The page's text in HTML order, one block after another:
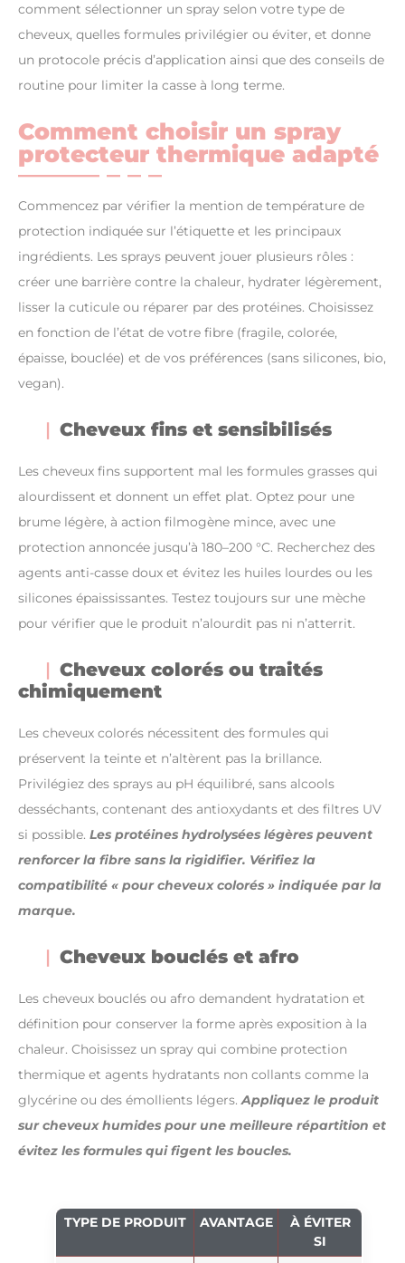
comment sélectionner un spray selon votre type de
cheveux, quelles formules privilégier ou éviter, et donne
un protocole précis d’application ainsi que des conseils de
routine pour limiter la casse à long terme.
Comment choisir un spray
protecteur thermique adapté
Commencez par vérifier la mention de température de
protection indiquée sur l’étiquette et les principaux
ingrédients. Les sprays peuvent jouer plusieurs rôles :
créer une barrière contre la chaleur, hydrater légèrement,
lisser la cuticule ou réparer par des protéines. Choisissez
en fonction de l’état de votre fibre (fragile, colorée,
épaisse, bouclée) et de vos préférences (sans silicones, bio,
vegan).
Cheveux fins et sensibilisés
Les cheveux fins supportent mal les formules grasses qui
alourdissent et donnent un effet plat. Optez pour une
brume légère, à action filmogène mince, avec une
protection annoncée jusqu’à 180–200 °C. Recherchez des
agents anti-casse doux et évitez les huiles lourdes ou les
silicones épaississantes. Testez toujours sur une mèche
pour vérifier que le produit n’alourdit pas ni n’atterrit.
Cheveux colorés ou traités
chimiquement
Les cheveux colorés nécessitent des formules qui
préservent la teinte et n’altèrent pas la brillance.
Privilégiez des sprays au pH équilibré, sans alcools
desséchants, contenant des antioxydants et des filtres UV
si possible. Les protéines hydrolysées légères peuvent
renforcer la fibre sans la rigidifier. Vérifiez la
compatibilité « pour cheveux colorés » indiquée par la
marque.
Cheveux bouclés et afro
Les cheveux bouclés ou afro demandent hydratation et
définition pour conserver la forme après exposition à la
chaleur. Choisissez un spray qui combine protection
thermique et agents hydratants non collants comme la
glycérine ou des émollients légers. Appliquez le produit
sur cheveux humides pour une meilleure répartition et
évitez les formules qui figent les boucles.
TYPE DE PRODUIT AVANTAGE
À ÉVITER
SI